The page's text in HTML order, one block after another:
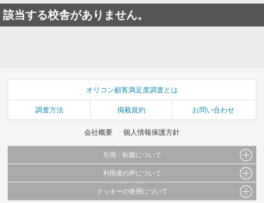
該当する校舎がありません。
オリコン顧客満足度調査とは
調査方法 掲載規約 お問い合わせ
会社概要 個人情報保護方針
引用・転載について
当サイトで公開されている情報（文字、写真、イラスト、画像データ等）及びこれらの配
これらの情報を権利者の許可なく無断転載・複製などの二次利用を行うことは固く禁じて
利用者の声について
当サイトに掲載している内容はすべてサービスの利用者が提出された見解・感想です。
クッキーの使用について